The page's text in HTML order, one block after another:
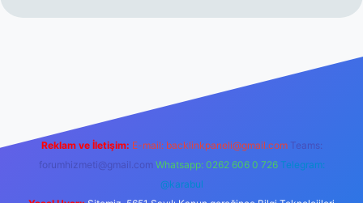
Reklam ve İletişim: E-mail: backlinkpaneli@gmail.com Teams:
forumhizmeti@gmail.com Whatsapp: 0262 606 0 726 Telegram:
@karabul